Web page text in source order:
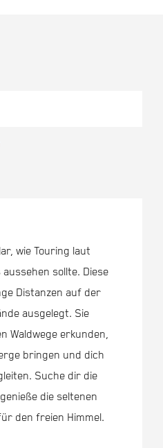
wie Touring laut
sollte. Diese
Distanzen auf der
ausgelegt. Sie
Waldwege erkunden,
bringen und dich
Suche dir die
die seltenen
den freien Himmel.